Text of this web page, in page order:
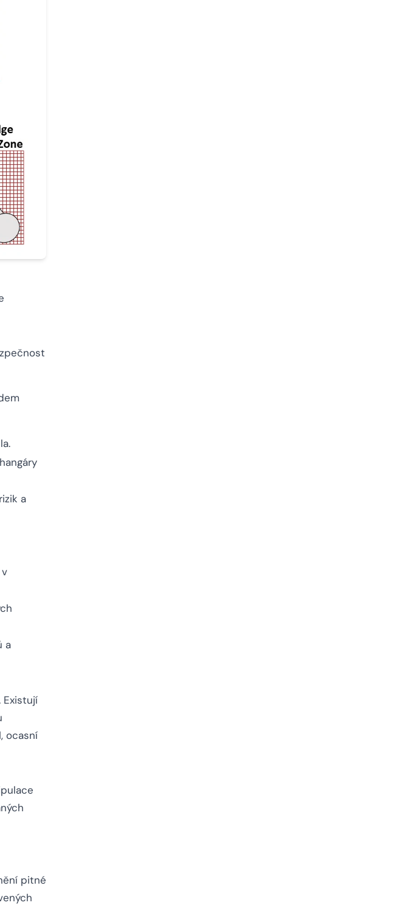
a
a
ocasní
pitné